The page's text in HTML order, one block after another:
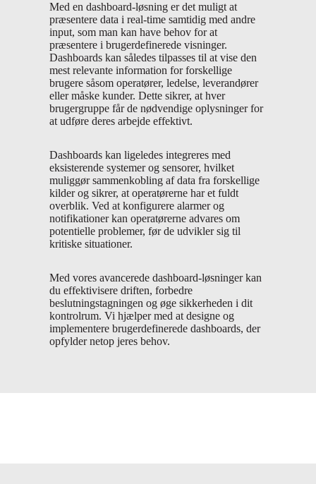
Med en dashboard-løsning er det muligt at
præsentere data i real-time samtidig med andre
input, som man kan have behov for at
præsentere i brugerdefinerede visninger.
Dashboards kan således tilpasses til at vise den
mest relevante information for forskellige
brugere såsom operatører, ledelse, leverandører
eller måske kunder. Dette sikrer, at hver
brugergruppe får de nødvendige oplysninger for
at udføre deres arbejde effektivt.
Dashboards kan ligeledes integreres med
eksisterende systemer og sensorer, hvilket
muliggør sammenkobling af data fra forskellige
kilder og sikrer, at operatørerne har et fuldt
overblik. Ved at konfigurere alarmer og
notifikationer kan operatørerne advares om
potentielle problemer, før de udvikler sig til
kritiske situationer.
Med vores avancerede dashboard-løsninger kan
du effektivisere driften, forbedre
beslutningstagningen og øge sikkerheden i dit
kontrolrum. Vi hjælper med at designe og
implementere brugerdefinerede dashboards, der
opfylder netop jeres behov.